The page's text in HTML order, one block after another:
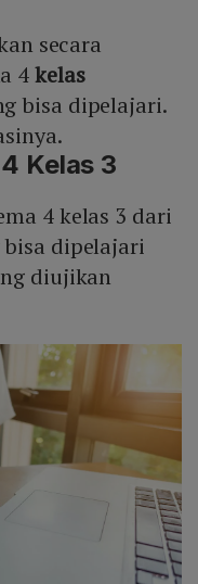
secara
4kelas
bisa dipelajari.
Kelas 3
4 kelas 3 dari
bisa dipelajari
diujikan